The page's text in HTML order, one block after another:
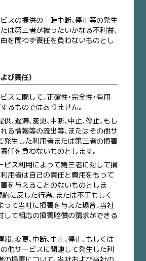
ビスの提供の一時中断、停止等の発生
は第三者が被ったいかなる不利益、
を問わず責任を負わないものとし
び責任）
スに関して、正確性・完全性・有用
るものではありません。
、遅滞、変更、中断、中止、停止、もし
る情報等の流出等、またはその他サ
発生した利用者または第三者の損害
任を負わないものとします。
ビス利用によって第三者に対して損
用者は自己の責任と費用をもって
を与えることのないものとしま
に反した行為、または不正もしく
って当社に損害を与えた場合、当社
して相応の損害賠償の請求ができる
、変更、中断、中止、停止、もしくは
他サービスに関連して発生した利